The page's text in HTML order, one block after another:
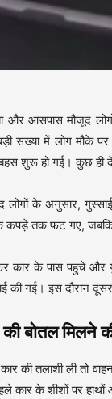
और आसपास मौजूद
संख्या में लोग मौके पर
बहस शुरू हो गई। कुछ
लोगों के अनुसार,
तक फट गए, जबकि
के पास पहुंचे और
की गई। इस दौरान
बोतल मिलने
की तलाशी ली तो
कार के शीशों पर